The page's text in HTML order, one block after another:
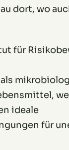
dort, wo
für
ideale
für